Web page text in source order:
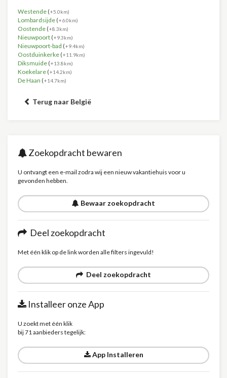
Westende (+5.0km)
Lombardsijde (+6.0km)
Oostende (+8.3km)
Nieuwpoort (+9.3km)
Nieuwpoort-bad (+9.4km)
Oostduinkerke (+11.9km)
Diksmuide (+13.8km)
Koekelare (+14.2km)
De Haan (+14.7km)
Terug naar België
Zoekopdracht bewaren
U ontvangt een e-mail zodra wij een nieuw vakantiehuis voor u
gevonden hebben.
Bewaar zoekopdracht
Deel zoekopdracht
Met één klik op de link worden alle filters ingevuld!
Deel zoekopdracht
Installeer onze App
U zoekt met één klik
bij 71 aanbieders tegelijk:
App Installeren